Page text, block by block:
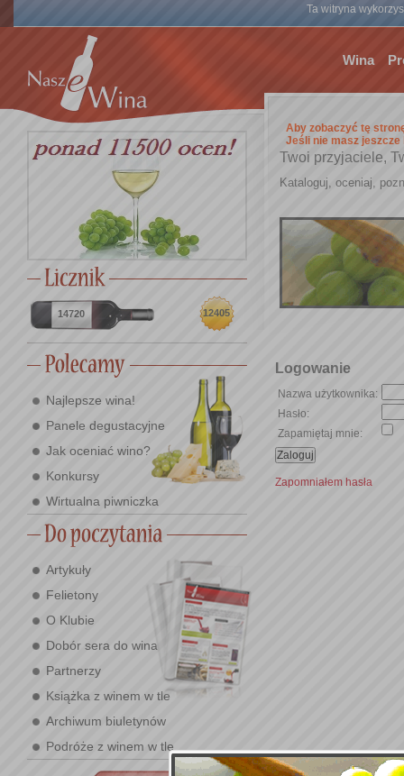
Ta witryna
Wina
14720 12405
Najlepsze wina!
Panele degustacyjne
Jak oceniać wino?
Konkursy
Wirtualna piwniczka
Artykuły
Felietony
O Klubie
Dobór sera do wina
Partnerzy
Książka z winem w tle
Archiwum biuletynów
Podróże z winem w tle
Aby zobaczyć tę
Jeśli nie masz jeszcze
Twoi przyjaciele,
Kataloguj, oceniaj,
Logowanie
Nazwa użytkownika:
Hasło:
Zapamiętaj mnie:
Zapomniałem hasła